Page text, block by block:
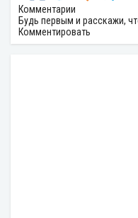
Комментарии
Будь первым и расскажи,
Комментировать